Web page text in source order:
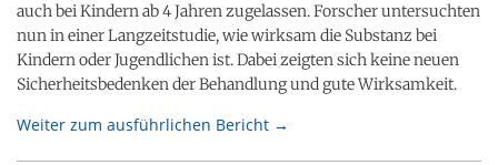
auch bei Kindern ab 4 Jahren zugelassen. Forscher untersuchten
nun in einer Langzeitstudie, wie wirksam die Substanz bei
Kindern oder Jugendlichen ist. Dabei zeigten sich keine neuen
Sicherheitsbedenken der Behandlung und gute Wirksamkeit.
Weiter zum ausführlichen Bericht →